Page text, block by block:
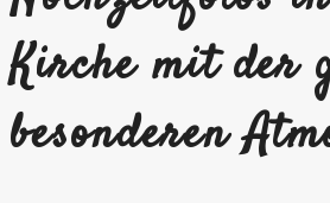
Kirche mit der
besonderen